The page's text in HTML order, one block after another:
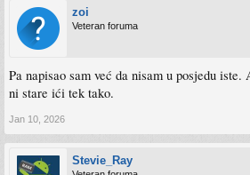
zoi
Veteran foruma
Pa napisao sam već da nisam u posjedu iste.
ni stare ići tek tako.
Jan 10, 2026
Stevie_Ray